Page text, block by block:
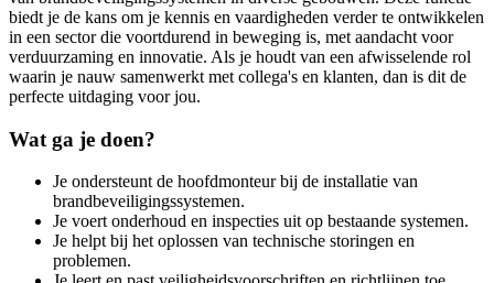
biedt je de kans om je kennis en vaardigheden verder te ontwikkelen
in een sector die voortdurend in beweging is, met aandacht voor
verduurzaming en innovatie. Als je houdt van een afwisselende rol
waarin je nauw samenwerkt met collega's en klanten, dan is dit de
perfecte uitdaging voor jou.
Wat ga je doen?
Je ondersteunt de hoofdmonteur bij de installatie van
brandbeveiligingssystemen.
Je voert onderhoud en inspecties uit op bestaande systemen.
Je helpt bij het oplossen van technische storingen en
problemen.